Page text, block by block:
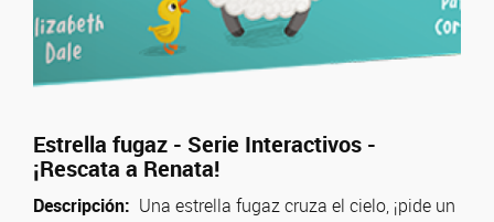
Estrella fugaz - Serie Interactivos -
¡Rescata a Renata!
Descripción: Una estrella fugaz cruza el cielo, ¡pide un